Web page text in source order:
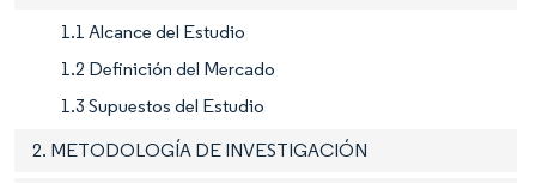
1.1 Alcance del Estudio
1.2 Definición del Mercado
1.3 Supuestos del Estudio
2. METODOLOGÍA DE INVESTIGACIÓN